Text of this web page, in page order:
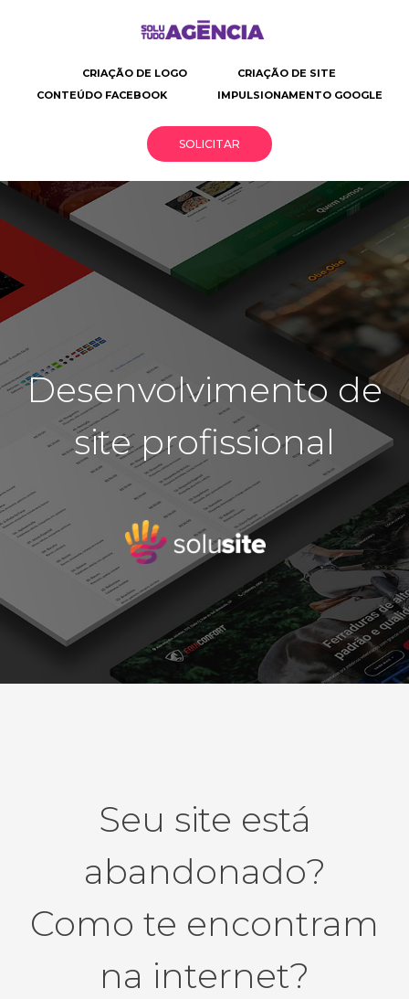
CRIAÇÃO DE LOGO
CRIAÇÃO DE SITE
CONTEÚDO FACEBOOK
IMPULSIONAMENTO GOOGLE
SOLICITAR
Solutudo
Agência
|
O
seu
negócio
em
detalhes
Criação
de
site
Desenvolvimento
de
site
profissional
Solusite
Desenvolvimento de
site profissional
Seu site está
abandonado?
Como te encontram
na internet?